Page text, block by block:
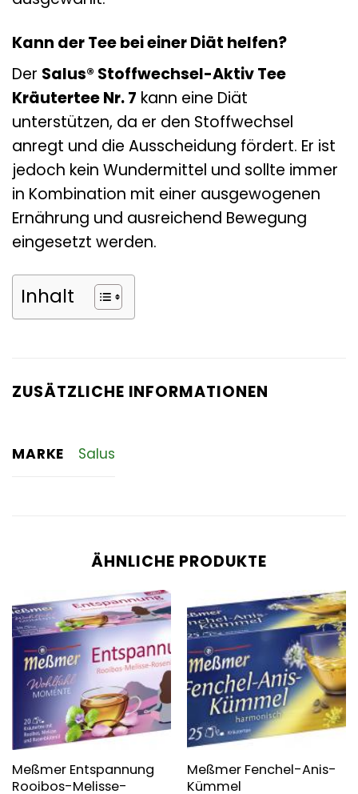
Kann der Tee bei einer Diät helfen?
Der Salus® Stoffwechsel-Aktiv Tee
Kräutertee Nr. 7 kann eine Diät
unterstützen, da er den Stoffwechsel
anregt und die Ausscheidung fördert. Er ist
jedoch kein Wundermittel und sollte immer
in Kombination mit einer ausgewogenen
Ernährung und ausreichend Bewegung
eingesetzt werden.
Inhalt
ZUSÄTZLICHE INFORMATIONEN
MARKE Salus
ÄHNLICHE PRODUKTE
Meßmer Entspannung
Rooibos-Melisse-
Meßmer Fenchel-Anis-
Kümmel